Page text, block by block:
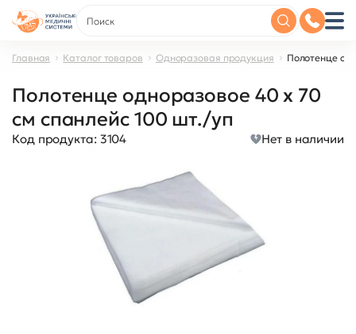
Главная Каталог товаров Одноразовая продукция Полотенце
Полотенце одноразовое 40 х 70
см спанлейс 100 шт./уп
Код продукта: 3104 Нет в наличии